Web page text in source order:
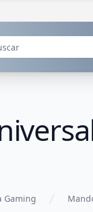
Gaming